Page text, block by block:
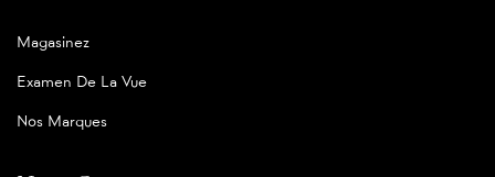
Magasinez
Examen De La Vue
Nos Marques